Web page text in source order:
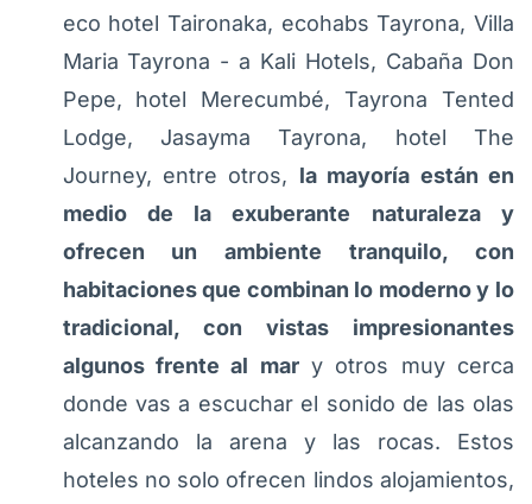
eco hotel Taironaka, ecohabs Tayrona, Villa
Maria Tayrona - a Kali Hotels, Cabaña Don
Pepe, hotel Merecumbé, Tayrona Tented
Lodge, Jasayma Tayrona, hotel The
Journey, entre otros, la mayoría están en
medio de la exuberante naturaleza y
ofrecen un ambiente tranquilo, con
habitaciones que combinan lo moderno y lo
tradicional, con vistas impresionantes
algunos frente al mary otros muy cerca
donde vas a escuchar el sonido de las olas
alcanzando la arena y las rocas. Estos
hoteles no solo ofrecen lindos alojamientos,